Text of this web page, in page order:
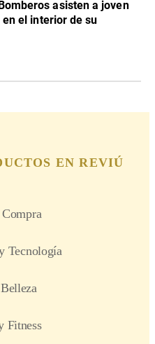
asisten a joven
el interior de su